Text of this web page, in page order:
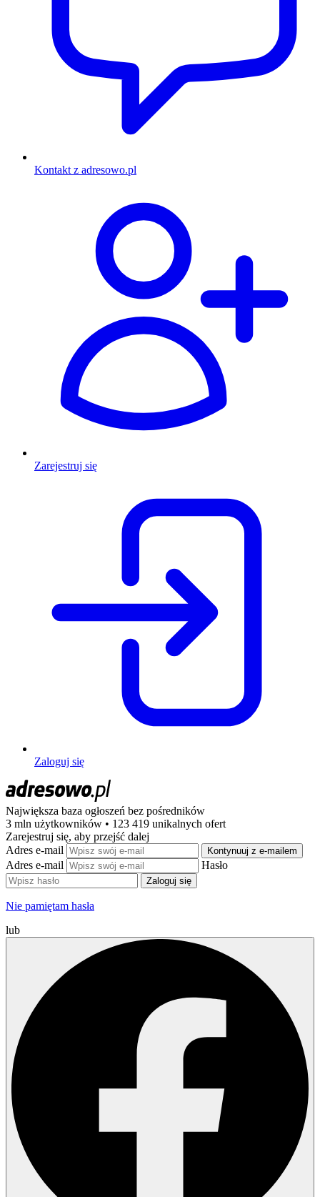
Kontakt z adresowo.pl
Zarejestruj się
Zaloguj się
Największa baza ogłoszeń bez pośredników
3 mln użytkowników • 123 419 unikalnych ofert
Zarejestruj się, aby przejść dalej
Adres e-mail
Kontynuuj z e-mailem
Adres e-mail Hasło
Zaloguj się
Nie pamiętam hasła
lub